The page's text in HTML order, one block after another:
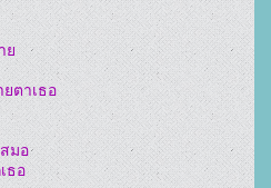
ย
ตาเธอ
มอ
ธอ